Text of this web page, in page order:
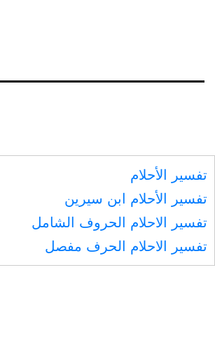
المقالات
تفسير الأحلام
تفسير الأحلام ابن سيرين
تفسير الاحلام الحروف الشامل
تفسير الاحلام الحرف مفصل